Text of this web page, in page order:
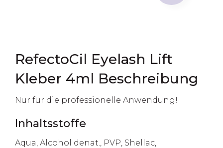
RefectoCil Eyelash Lift
Kleber 4ml Beschreibung
Nur für die professionelle Anwendung!
Inhaltsstoffe
Aqua, Alcohol denat., PVP, Shellac,